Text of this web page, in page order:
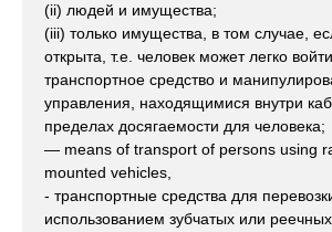
(ii) людей и имущества;
(iii) только имущества, в том случае,
открыта, т.е. человек может легко
транспортное средство и
управления, находящимися внутри
пределах досягаемости для человека;
— means of transport of persons using
mounted vehicles,
- транспортные средства для
использованием зубчатых или